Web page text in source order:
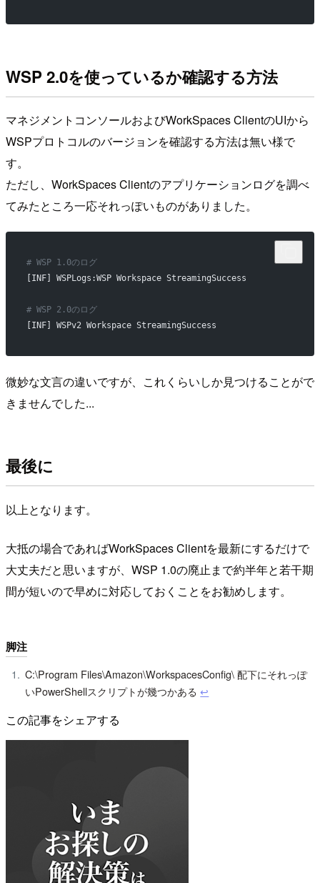
WSP 2.0を使っているか確認する方法
マネジメントコンソールおよびWorkSpaces ClientのUIから
WSPプロトコルのバージョンを確認する方法は無い様で
す。
ただし、WorkSpaces Clientのアプリケーションログを調べ
てみたところ一応それっぽいものがありました。
# WSP 1.0のログ
[INF] WSPLogs:WSP Workspace StreamingSuccess
# WSP 2.0のログ
[INF] WSPv2 Workspace StreamingSuccess
微妙な文言の違いですが、これくらいしか見つけることがで
きませんでした...
最後に
以上となります。
大抵の場合であればWorkSpaces Clientを最新にするだけで
大丈夫だと思いますが、WSP 1.0の廃止まで約半年と若干期
間が短いので早めに対応しておくことをお勧めします。
脚注
C:\Program Files\Amazon\WorkspacesConfig\ 配下にそれっぽ
いPowerShellスクリプトが幾つかある↩︎
この記事をシェアする